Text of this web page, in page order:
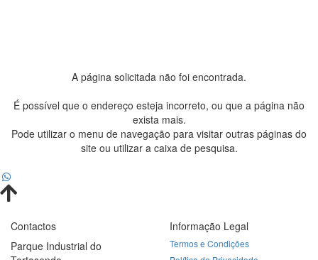
A página solicitada não foi encontrada.
É possível que o endereço esteja incorreto, ou que a página não
exista mais.
Pode utilizar o menu de navegação para visitar outras páginas do
site ou utilizar a caixa de pesquisa.
Contactos
Parque Industrial do
Informação Legal
Termos e Condições